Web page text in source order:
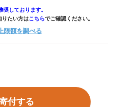
奨しております。
りたい方はこちらでご確認ください。
上限額を調べる
付する